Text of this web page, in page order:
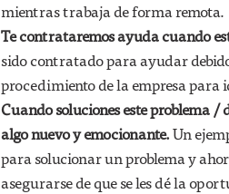
mientras trabaja de forma remota.
Te contrataremos ayuda cuando
sido contratado para ayudar
procedimiento de la empresa
Cuando soluciones este problema
algo nuevo y emocionante.Un
para solucionar un problema y
asegurarse de que se les dé la